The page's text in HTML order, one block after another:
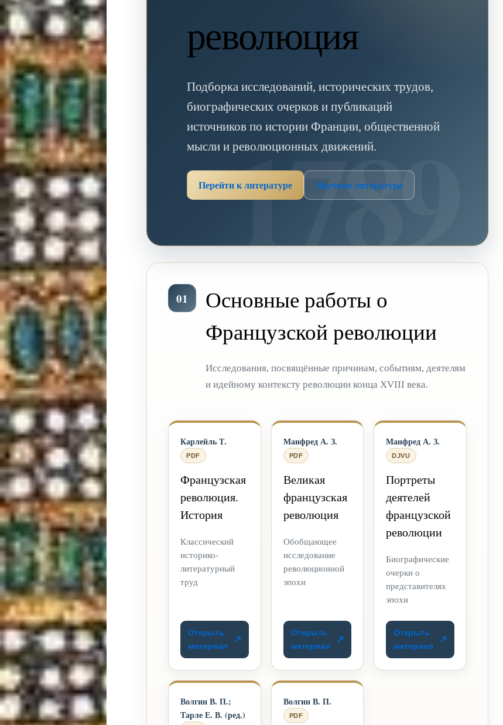
революция
Подборка исследований, исторических трудов,
биографических очерков и публикаций
источников по истории Франции, общественной
мысли и революционных движений.
Перейти к литературе Научная литература
01
Основные работы о
Французской революции
Исследования, посвящённые причинам, событиям, деятелям
и идейному контексту революции конца XVIII века.
Карлейль Т.
PDF
Французская
революция.
История
Классический
историко-
литературный
труд
Открыть
материал
Манфред А. З.
PDF
Великая
французская
революция
Обобщающее
исследование
революционной
эпохи
Открыть
материал
Манфред А. З.
DJVU
Портреты
деятелей
французской
революции
Биографические
очерки о
представителях
эпохи
Открыть
материал
Волгин В. П.;
Тарле Е. В. (ред.)
Волгин В. П.
PDF